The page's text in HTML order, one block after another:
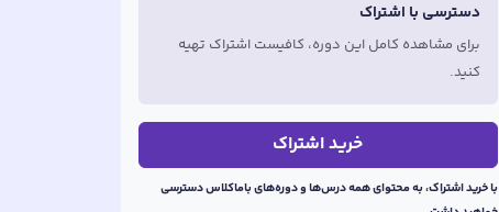
دسترسی با اشتراک
برای مشاهده کامل این دوره، کافیست اشتراک تهیه
کنید.
خرید اشتراک
با خرید اشتراک، به محتوای همه درس‌ها و دوره‌هایباماکلاسدسترسی